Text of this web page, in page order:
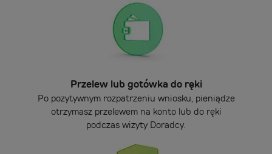
Przelew lub gotówka do ręki
Po pozytywnym rozpatrzeniu wniosku, pieniądze
otrzymasz przelewem na konto lub do ręki
podczas wizyty Doradcy.